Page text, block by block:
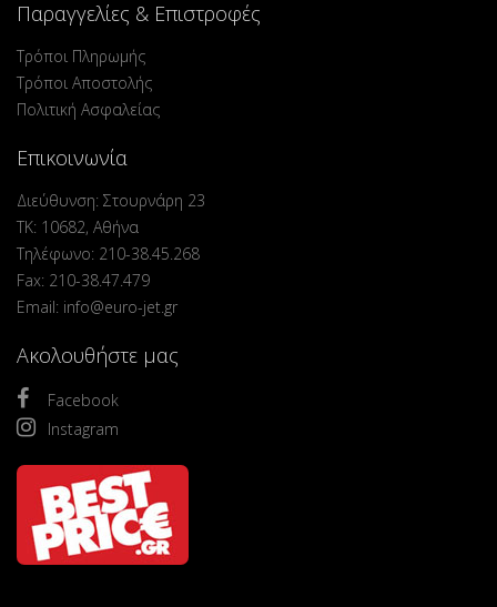
Παραγγελίες & Επιστροφές
Τρόποι Πληρωμής
Τρόποι Αποστολής
Πολιτική Ασφαλείας
Επικοινωνία
Διεύθυνση: Στουρνάρη 23
ΤΚ: 10682, Αθήνα
Τηλέφωνο: 210-38.45.268
Fax: 210-38.47.479
Email: info@euro-jet.gr
Ακολουθήστε μας
Facebook
Instagram